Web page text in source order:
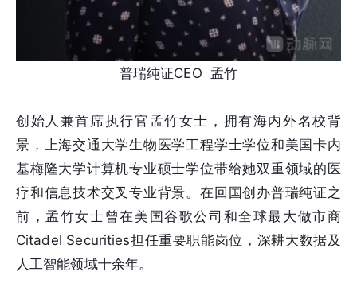
普瑞纯证CEO 孟竹
创始人兼首席执行官孟竹女士，拥有海内外名校背
景，上海交通大学生物医学工程学士学位和美国卡内
基梅隆大学计算机专业硕士学位带给她双重领域的医
疗和信息技术交叉专业背景。在回国创办普瑞纯证之
前，孟竹女士曾在美国谷歌公司和全球最大做市商
Citadel Securities担任重要职能岗位，深耕大数据及
人工智能领域十余年。